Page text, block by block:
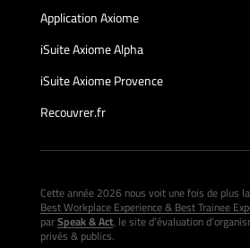
Application Axiome
iSuite Axiome Alpha
iSuite Axiome Provence
Recouvrer.fr
Cette année 2026 nous voit une fois de plus
Best Workplace Experience & Best Trainee
parSpeak & Act, le site d’évaluation
privés & publics.